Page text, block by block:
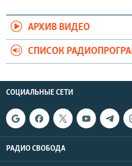
АРХИВ ВИДЕО
СПИСОК
СОЦИАЛЬНЫЕ СЕТИ
РАДИО СВОБОДА